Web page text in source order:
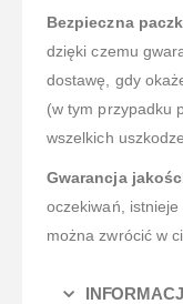
Bezpieczna
dzięki czemu
dostawę, gdy
(w tym przypadku
wszelkich
Gwarancja
oczekiwań,
można zwrócić w